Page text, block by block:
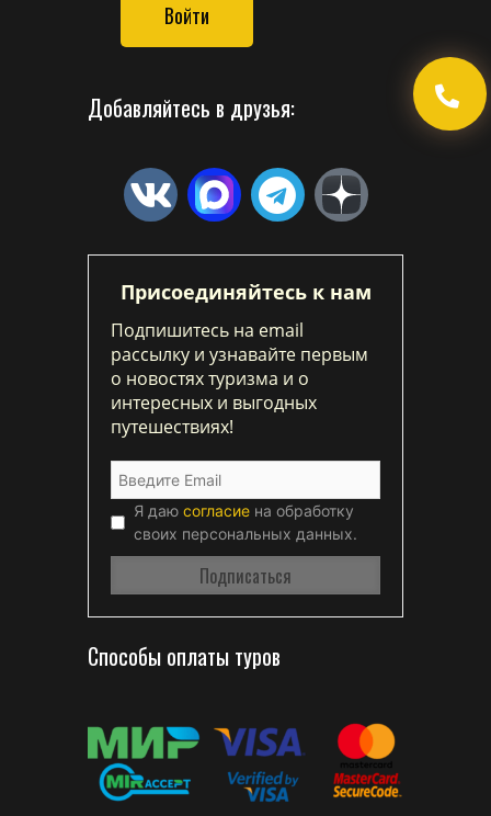
Войти
Добавляйтесь в друзья:
Присоединяйтесь к нам
Подпишитесь на email
рассылку и узнавайте первым
о новостях туризма и о
интересных и выгодных
путешествиях!
Я даю согласие на обработку
своих персональных данных.
Способы оплаты туров